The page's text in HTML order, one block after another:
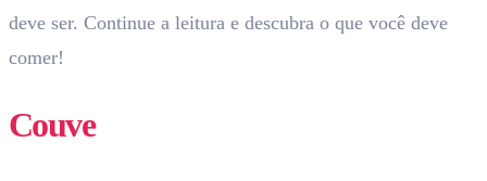
deve ser. Continue a leitura e descubra o que você deve
comer!
Couve